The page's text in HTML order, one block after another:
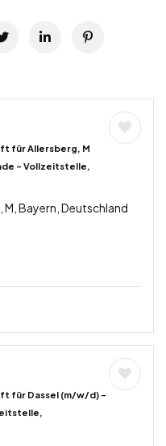
für Allersberg, M
– Vollzeitstelle,
Bayern, Deutschland
für Dassel (m/w/d) –